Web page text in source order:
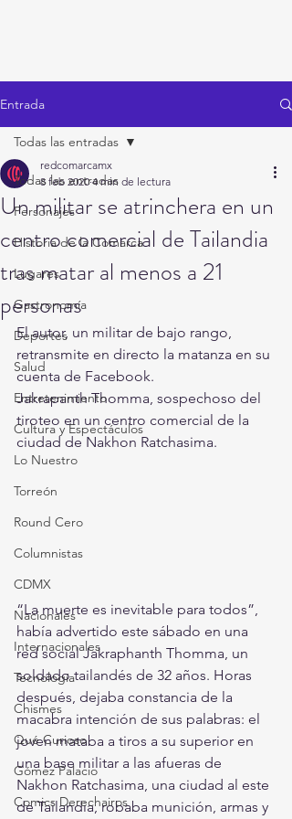
Entrada
Todas las entradas
Personajes
Historia de la Comarca
Lugares
Gastronomía
Deportes
Salud
Entretenimiento
Cultura y Espectáculos
Lo Nuestro
Torreón
Round Cero
Columnistas
CDMX
Nacionales
Internacionales
Tecnología
Chismes
Qué Curioso
Gómez Palacio
Comics Derechairos
Todas las entradas
Un militar se atrinchera en un
centro comercial de Tailandia
tras matar al menos a 21
personas
redcomarcamx
8 feb 2020 4 min de lectura
El autor, un militar de bajo rango,
retransmite en directo la matanza en su
cuenta de Facebook.
Jakrapanth Thomma, sospechoso del
tiroteo en un centro comercial de la
ciudad de Nakhon Ratchasima.
“La muerte es inevitable para todos”,
había advertido este sábado en una
red social Jakraphanth Thomma, un
soldado tailandés de 32 años. Horas
después, dejaba constancia de la
macabra intención de sus palabras: el
joven mataba a tiros a su superior en
una base militar a las afueras de
Nakhon Ratchasima, una ciudad al este
de Tailandia, robaba munición, armas y